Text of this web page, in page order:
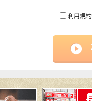
利用規約